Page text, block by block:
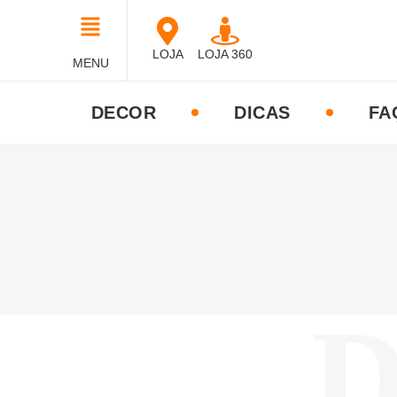
MENU
LOJA LOJA 360
DECOR DICAS